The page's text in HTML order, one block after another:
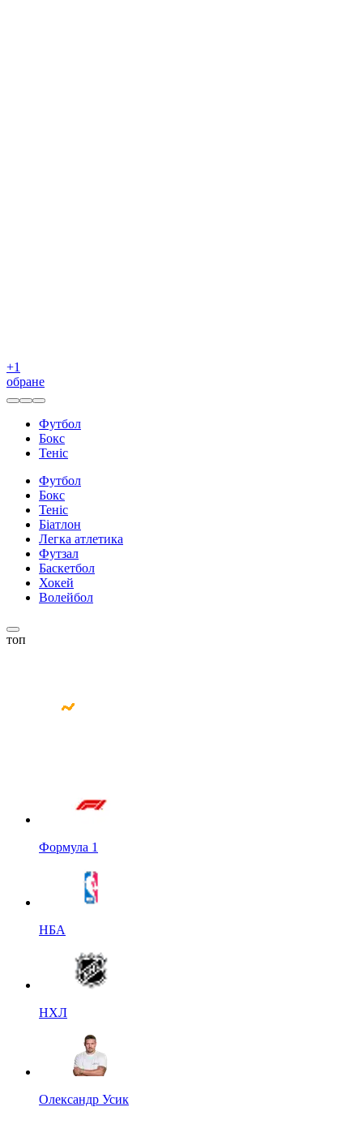
+1
обране
Футбол
Бокс
Теніс
Футбол
Бокс
Теніс
Біатлон
Легка атлетика
Футзал
Баскетбол
Хокей
Волейбол
топ
Формула 1
НБА
НХЛ
Олександр Усик